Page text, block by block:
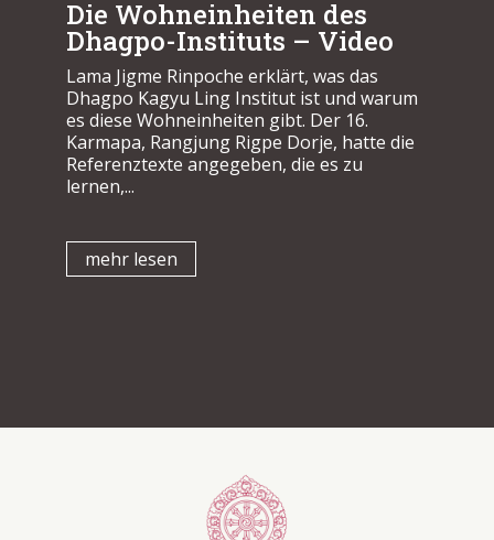
Die Wohneinheiten des
Dhagpo-Instituts – Video
Lama Jigme Rinpoche erklärt, was das
Dhagpo Kagyu Ling Institut ist und warum
es diese Wohneinheiten gibt. Der 16.
Karmapa, Rangjung Rigpe Dorje, hatte die
Referenztexte angegeben, die es zu
lernen,...
mehr lesen